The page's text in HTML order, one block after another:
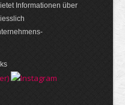
Informationen über